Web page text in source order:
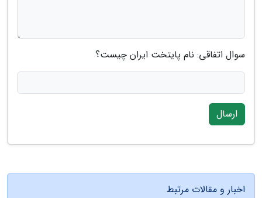
سوال اتفاقی: نام پایتخت ایران چیست؟
ارسال
اخبار و مقالات مرتبط